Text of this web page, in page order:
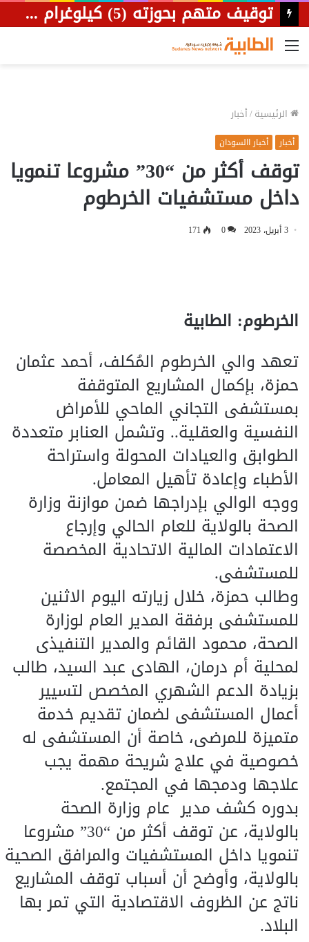
توقيف متهم بحوزته (5) كيلوغرام ذهب بنهر النيل
القائمة
الرئيسية/أخبار
أخبار أخبار االسودان
توقف أكثر من “30” مشروعا تنمويا
داخل مستشفيات الخرطوم
3 أبريل، 2023 0
171
الخرطوم: الطابية
تعهد والي الخرطوم المُكلف، أحمد عثمان
حمزة، بإكمال المشاريع المتوقفة
بمستشفى التجاني الماحي للأمراض
النفسية والعقلية.. وتشمل العنابر متعددة
الطوابق والعيادات المحولة واستراحة
الأطباء وإعادة تأهيل المعامل.
ووجه الوالي بإدراجها ضمن موازنة وزارة
الصحة بالولاية للعام الحالي وإرجاع
الاعتمادات المالية الاتحادية المخصصة
للمستشفى.
وطالب حمزة، خلال زيارته اليوم الاثنين
للمستشفى برفقة المدير العام لوزارة
الصحة، محمود القائم والمدير التنفيذى
لمحلية أم درمان، الهادى عبد السيد، طالب
بزيادة الدعم الشهري المخصص لتسيير
أعمال المستشفى لضمان تقديم خدمة
متميزة للمرضى، خاصة أن المستشفى له
خصوصية في علاج شريحة مهمة يجب
علاجها ودمجها في المجتمع.
بدوره كشف مدير عام وزارة الصحة
بالولاية، عن توقف أكثر من “30” مشروعا
تنمويا داخل المستشفيات والمرافق الصحية
بالولاية، وأوضح أن أسباب توقف المشاريع
ناتج عن الظروف الاقتصادية التي تمر بها
البلاد.